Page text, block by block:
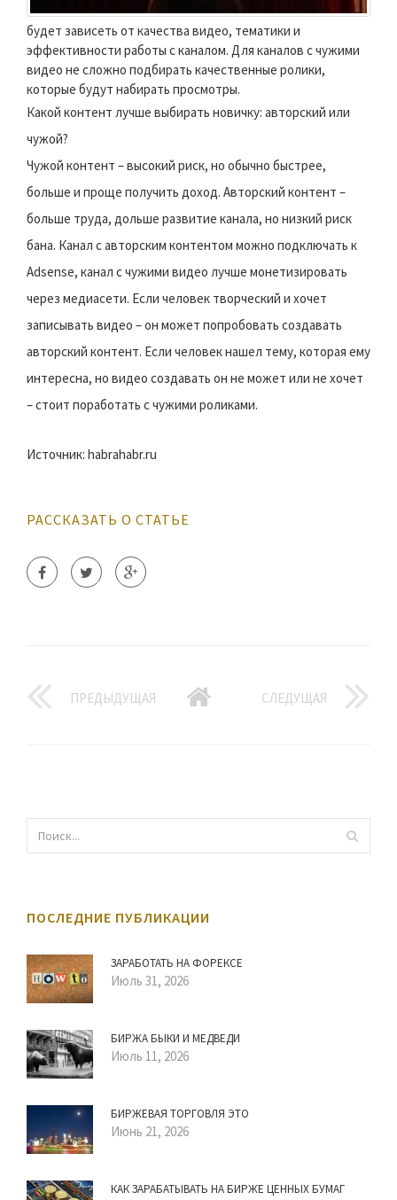
будет зависеть от качества видео, тематики и
эффективности работы с каналом. Для каналов с чужими
видео не сложно подбирать качественные ролики,
которые будут набирать просмотры.
Какой контент лучше выбирать новичку: авторский или
чужой?
Чужой контент – высокий риск, но обычно быстрее,
больше и проще получить доход. Авторский контент –
больше труда, дольше развитие канала, но низкий риск
бана. Канал с авторским контентом можно подключать к
Adsense, канал с чужими видео лучше монетизировать
через медиасети. Если человек творческий и хочет
записывать видео – он может попробовать создавать
авторский контент. Если человек нашел тему, которая ему
интересна, но видео создавать он не может или не хочет
– стоит поработать с чужими роликами.
Источник: habrahabr.ru
РАССКАЗАТЬ О СТАТЬЕ
ПРЕДЫДУЩАЯ СЛЕДУЩАЯ
ПОСЛЕДНИЕ ПУБЛИКАЦИИ
ЗАРАБОТАТЬ НА ФОРЕКСЕ
Июль 31, 2026
БИРЖА БЫКИ И МЕДВЕДИ
Июль 11, 2026
БИРЖЕВАЯ ТОРГОВЛЯ ЭТО
Июнь 21, 2026
КАК ЗАРАБАТЫВАТЬ НА БИРЖЕ ЦЕННЫХ БУМАГ